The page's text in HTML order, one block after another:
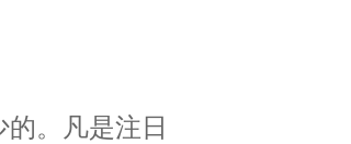
。凡是注日